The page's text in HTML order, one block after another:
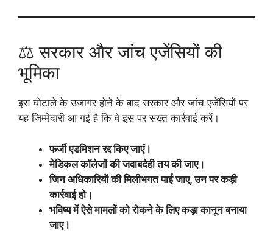
⚖️ सरकार और जांच एजेंसियों की
भूमिका
इस घोटाले के उजागर होने के बाद सरकार और जांच एजेंसियों पर
यह जिम्मेदारी आ गई है कि वे इस पर सख्त कार्रवाई करें।
फर्जी एडमिशन रद्द किए जाएं।
मेडिकल कॉलेजों की जवाबदेही तय की जाए।
जिन अधिकारियों की मिलीभगत पाई जाए, उन पर कड़ी
कार्रवाई हो।
भविष्य में ऐसे मामलों को रोकने के लिए कड़ा कानून बनाया
जाए।